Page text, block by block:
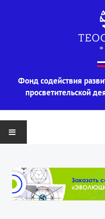
Фонд содействия
просветительской
О ФОНДЕ
Информация